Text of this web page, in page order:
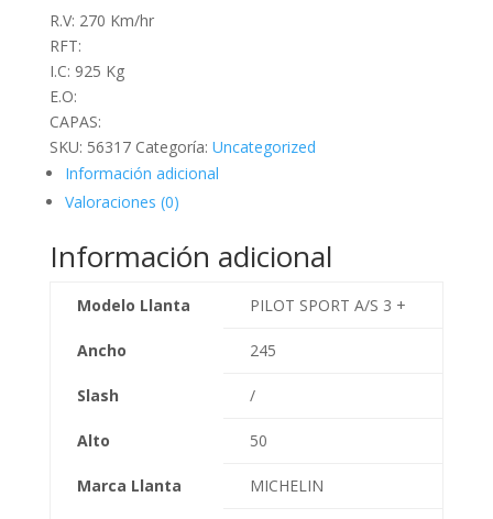
R.V: 270 Km/hr
RFT:
I.C: 925 Kg
E.O:
CAPAS:
SKU: 56317 Categoría: Uncategorized
Información adicional
Valoraciones (0)
Información adicional
Modelo Llanta PILOT SPORT A/S 3 +
Ancho 245
Slash /
Alto 50
Marca Llanta MICHELIN